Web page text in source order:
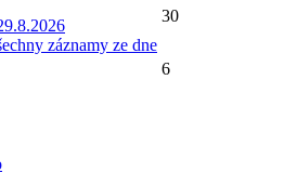
záznamy ze dne
30
6